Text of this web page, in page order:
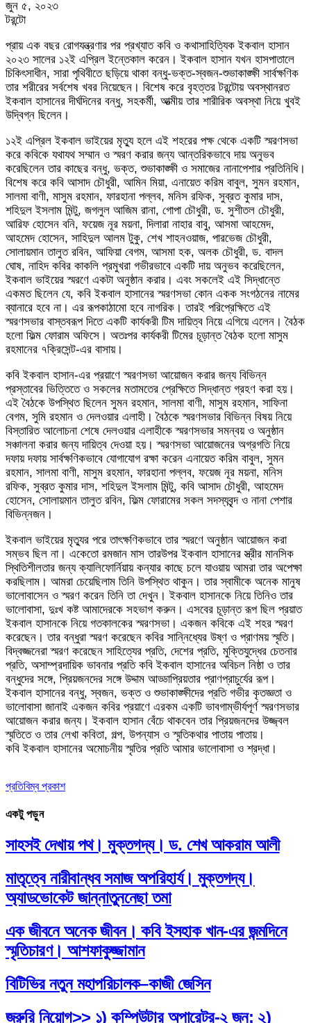
জুন ৫, ২০২৩
টরন্টো
প্রায় এক বছর রোগযন্ত্রণার পর প্রখ্যাত কবি ও কথাসাহিত্যিক ইকবাল হাসান
২০২৩ সালের ১২ই এপ্রিল ইন্তেকাল করেন। ইকবাল হাসান যখন হাসপাতালে
চিকিৎসাধীন, সারা পৃথিবীতে ছড়িয়ে থাকা বন্ধু-ভক্ত-স্বজন-শুভাকাঙ্ক্ষী সার্বক্ষণিক
তার শরীরের সর্বশেষ খবর নিয়েছেন। বিশেষ করে বৃহত্তর টরন্টোয় অবস্থানরত
ইকবাল হাসানের দীর্ঘদিনের বন্ধু, সহকর্মী, আত্মীয় তার শারীরিক অবস্থা নিয়ে খুবই
উদ্বিগ্ন ছিলেন।
১২ই এপ্রিল ইকবাল ভাইয়ের মৃত্যু হলে এই শহরের পক্ষ থেকে একটি স্মরণসভা
করে কবিকে যথাযথ সম্মান ও স্মরণ করার জন্য আন্তরিকভাবে দায় অনুভব
করেছিলেন তার কাছের বন্ধু, ভক্ত, শুভাকাঙ্ক্ষী ও সমাজের নানাপেশার প্রতিনিধি।
বিশেষ করে কবি আসাদ চৌধুরী, আমিন মিয়া, এনায়েত করিম বাবুল, সুমন রহমান,
সালমা বাণী, মাসুম রহমান, ফারহানা পল্লব, মনিস রফিক, সুব্রত কুমার দাস,
শহিদুল ইসলাম মিন্টু, জগলুল আজিম রানা, গোপা চৌধুরী, ড. সুশীতল চৌধুরী,
আরিফ হোসেন বনি, ফয়েজ নূর ময়না, দিলারা নাহার বাবু, আসমা আহমেদ,
আহমেদ হোসেন, সাহিদুল আলম টুকু, শেখ শাহনওয়াজ, পারভেজ চৌধুরী,
সোলায়মান তালুত রবিন, আফিয়া বেগম, আসমা হক, অলক চৌধুরী, ড. বাদল
ঘোষ, নাহিদ কবির কাকলি প্রমুখরা গভীরভাবে একটি দায় অনুভব করেছিলেন,
ইকবাল ভাইয়ের স্মরণে একটা অনুষ্ঠান করার। এবং সকলেই এই সিদ্ধান্তে
একমত ছিলেন যে, কবি ইকবাল হাসানের স্মরণসভা কোন একক সংগঠনের নামের
ব্যানারে হবে না। এর রূপকাঠামো হবে নাগরিক। তারই পরিপ্রেক্ষিতে এই
স্মরণসভার বাস্তবরূপ দিতে একটি কার্যকরী টিম দায়িত্ব নিয়ে এগিয়ে এলেন। বৈঠক
হলো ফিল্ম ফোরাম অফিসে। অতঃপর কার্যকরী টিমের চূড়ান্ত বৈঠক হলো মাসুম
রহমানের ৭ক্রিসেন্ট-এর বাসায়।
কবি ইকবাল হাসান-এর প্রয়াণে স্মরণসভা আয়োজন করার জন্য বিভিন্ন
প্রস্তাবের ভিত্তিতে ও সকলের মতামতের প্রেক্ষিতে সিদ্ধান্ত গ্রহণ করা হয়।
এই বৈঠকে উপস্থিত ছিলেন সুমন রহমান, সালমা বাণী, মাসুম রহমান, সাফিনা
বেগম, সুমি রহমান ও দেলওয়ার এলাহী। বৈঠকে স্মরণসভার বিভিন্ন বিষয় নিয়ে
বিস্তারিত আলোচনা শেষে দেলওয়ার এলাহীকে স্মরণসভার সমন্বয় ও অনুষ্ঠান
সঞ্চালনা করার জন্য দায়িত্ব দেওয়া হয়। স্মরণসভা আয়োজনের অগ্রগতি নিয়ে
দফায় দফায় সার্বক্ষণিকভাবে যোগাযোগ রক্ষা করেন এনায়েত করিম বাবুল, সুমন
রহমান, সালমা বাণী, মাসুম রহমান, ফারহানা পল্লব, ফয়েজ নূর ময়না, মনিস
রফিক, সুব্রত কুমার দাস, শহিদুল ইসলাম মিন্টু, কবি আসাদ চৌধুরী, আহমেদ
হোসেন, সোলায়মান তালুত রবিন, ফিল্ম ফোরামের সকল সদস্যবৃন্দ ও নানা পেশার
বিভিন্নজন।
ইকবাল ভাইয়ের মৃত্যুর পরে তাৎক্ষণিকভাবে তার স্মরণে অনুষ্ঠান আয়োজন করা
সম্ভব ছিল না। একেতো রমজান মাস তারউপর ইকবাল হাসানের স্ত্রীর মানসিক
স্থিতিশীলতার জন্য ক্যালিফোর্নিয়ায় কন্যার কাছে চলে যাওয়ায় আমরা তার অপেক্ষা
করছিলাম। আমরা চেয়েছিলাম তিনি উপস্থিত থাকুন। তার স্বামীকে অনেক মানুষ
ভালোবাসেন ও স্মরণ করেন তিনি তা দেখুন। ইকবাল হাসানকে নিয়ে তিনিও তার
ভালোবাসা, দুঃখ কষ্ট আমাদেরকে সহভাগ করুন। এসবের চূড়ান্ত রূপ ছিল প্রয়াত
ইকবাল হাসানকে নিয়ে গতকালকের স্মরণসভা। একজন কবিকে এই শহর স্মরণ
করেছেন। তার বন্ধুরা স্মরণ করেছেন কবির সান্নিধ্যের উষ্ণ ও প্রাণময় স্মৃতি।
বিদ্বজ্জনেরা স্মরণ করেছেন সাহিত্যের প্রতি, দেশের প্রতি, মুক্তিযুদ্ধের চেতনার
প্রতি, অসাম্প্রদায়িক ভাবনার প্রতি কবি ইকবাল হাসানের অবিচল নিষ্ঠা ও তার
বন্ধুদের সঙ্গে, প্রিয়জনদের সঙ্গে উদ্দাম আড্ডাপ্রিয়তার প্রাণপ্রাচুর্যের রূপ।
ইকবাল হাসানের বন্ধু, স্বজন, ভক্ত ও শুভাকাঙ্ক্ষীদের প্রতি গভীর কৃতজ্ঞতা ও
ভালোবাসা জানাই একজন কবির প্রয়াণে এরকম একটি ভাবগাম্ভীর্যপূর্ণ স্মরণসভার
আয়োজন করার জন্য। ইকবাল হাসান বেঁচে থাকবেন তার প্রিয়জনদের উজ্জ্বল
স্মৃতিতে ও তার লেখা কবিতা, গল্প, উপন্যাস ও স্মৃতিকথার পাতায় পাতায়।
কবি ইকবাল হাসানের অমোচনীয় স্মৃতির প্রতি আমার ভালোবাসা ও শ্রদ্ধা।
প্রতিবিম্ব প্রকাশ
একটু পড়ুন
সাহসই দেখায় পথ। মুক্তগদ্য। ড. শেখ আকরাম আলী
মাতৃত্বে নারীবান্ধব সমাজ অপরিহার্য। মুক্তগদ্য।
অ্যাডভোকেট জান্নাতুননেছা তমা
এক জীবনে অনেক জীবন। কবি ইসহাক খান-এর জন্মদিনে
স্মৃতিচারণ। আশফাকুজ্জামান
বিটিভির নতুন মহাপরিচালক–কাজী জেসিন
জরুরি নিয়োগ>> ১) কম্পিউটার অপারেটর-২ জন; ২)